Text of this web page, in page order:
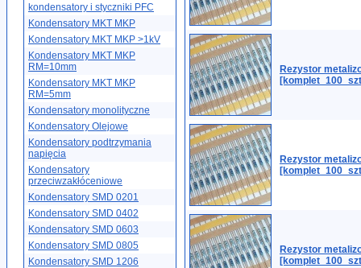
kondensatory i styczniki PFC
Kondensatory MKT MKP
Kondensatory MKT MKP >1kV
Kondensatory MKT MKP
RM=10mm
Kondensatory MKT MKP
RM=5mm
Kondensatory monolityczne
Kondensatory Olejowe
Kondensatory podtrzymania
napięcia
Kondensatory
przeciwzakłóceniowe
Kondensatory SMD 0201
Kondensatory SMD 0402
Kondensatory SMD 0603
Kondensatory SMD 0805
Kondensatory SMD 1206
Rezystor
Rezystor
Rezystor